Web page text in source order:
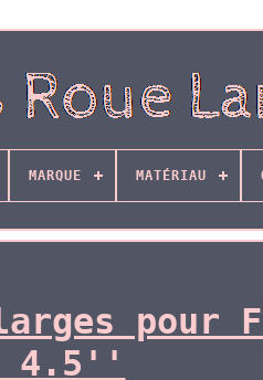
MARQUE MATÉRIAU
pour
4.5''